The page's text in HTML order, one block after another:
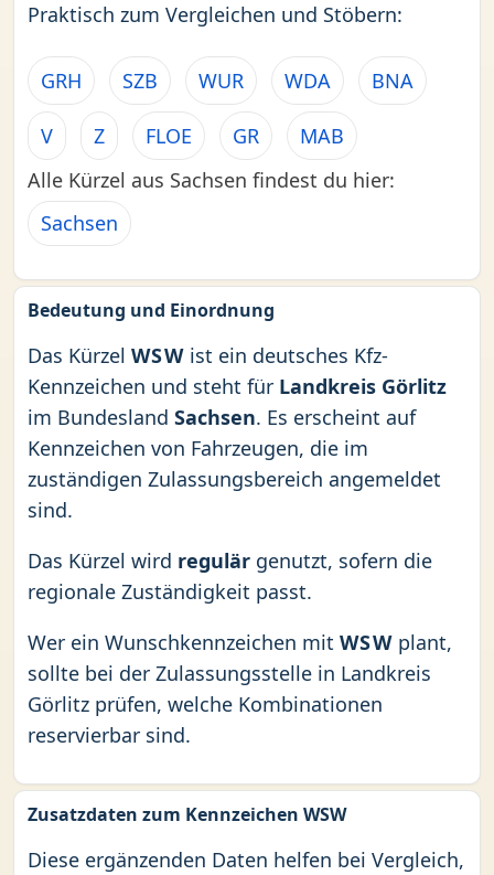
Praktisch zum Vergleichen und Stöbern:
GRH SZB WUR WDA BNA
V Z FLOE GR
MAB
Alle Kürzel aus Sachsen findest du hier:
Sachsen
Bedeutung und Einordnung
Das Kürzel WSW ist ein deutsches Kfz-
Kennzeichen und steht für Landkreis Görlitz
im Bundesland Sachsen. Es erscheint auf
Kennzeichen von Fahrzeugen, die im
zuständigen Zulassungsbereich angemeldet
sind.
Das Kürzel wird regulär genutzt, sofern die
regionale Zuständigkeit passt.
Wer ein Wunschkennzeichen mit WSW plant,
sollte bei der Zulassungsstelle in Landkreis
Görlitz prüfen, welche Kombinationen
reservierbar sind.
Zusatzdaten zum Kennzeichen WSW
Diese ergänzenden Daten helfen bei Vergleich,